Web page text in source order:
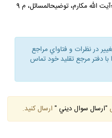
خامنه‏اى، اجوبةالاستفتاءات، س 22؛آيت الله مكارم، توضيح‏المسائل، م 9
در نظرات و فتاواي مراجع
دفتر مرجع تقليد خود تماس
"ارسال سوال ديني " ارسال كنيد.